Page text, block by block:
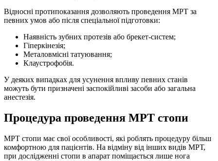
Відносні протипоказання дозволяють проведення МРТ за
певних умов або після спеціальної підготовки:
Наявність зубних протезів або брекет-систем;
Гіперкінезія;
Металовмісні татуювання;
Клаустрофобія.
У деяких випадках для усунення впливу певних станів
можуть бути призначені заспокійливі засоби або загальна
анестезія.
Процедура проведення МРТ стопи
МРТ стопи має свої особливості, які роблять процедуру більш
комфортною для пацієнтів. На відміну від інших видів МРТ,
при дослідженні стопи в апарат поміщається лише нога